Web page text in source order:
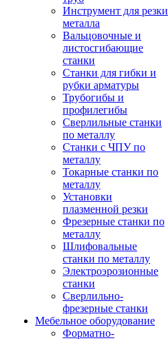
Инструмент для резки
металла
Вальцовочные и
листосгибающие
станки
Станки для гибки и
рубки арматуры
Трубогибы и
профилегибы
Сверлильные станки
по металлу
Станки с ЧПУ по
металлу
Токарные станки по
металлу
Установки
плазменной резки
Фрезерные станки по
металлу
Шлифовальные
станки по металлу
Электроэрозионные
станки
Сверлильно-
фрезерные станки
Мебельное оборудование
Форматно-